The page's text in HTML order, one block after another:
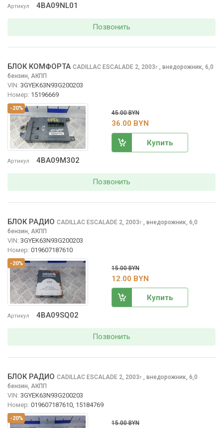
Артикул 4BA09NL01
Позвонить
-20%
Артикул 4BA09M302
БЛОК КОМФОРТА CADILLAC ESCALADE 2, 2003г., внедорожник, 6,0
бензин, АКПП
VIN: 3GYEK63N93G200203
Номер: 15196669
45.00 BYN
36.00 BYN
Купить
Позвонить
-20%
Артикул 4BA09SQ02
БЛОК РАДИО CADILLAC ESCALADE 2, 2003г.
внедорожник, 6,0
бензин, АКПП
VIN: 3GYEK63N93G200203
Номер: 019607187610
15.00 BYN
12.00 BYN
Купить
Позвонить
-20%
БЛОК РАДИО CADILLAC ESCALADE 2, 2003г.
внедорожник, 6,0
бензин, АКПП
VIN: 3GYEK63N93G200203
Номер: 019607187610, 15184769
15.00 BYN